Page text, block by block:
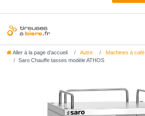
Aller à la page d’accueil Autre
Machines à café
Saro Chauffe tasses modèle ATHOS